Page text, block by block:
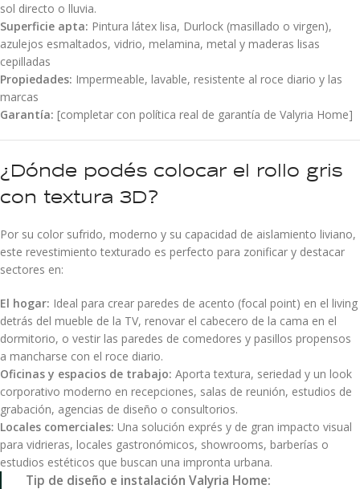
sol directo o lluvia.
Superficie apta: Pintura látex lisa, Durlock (masillado o virgen),
azulejos esmaltados, vidrio, melamina, metal y maderas lisas
cepilladas
Propiedades: Impermeable, lavable, resistente al roce diario y las
marcas
Garantía: [completar con política real de garantía de Valyria Home]
¿Dónde podés colocar el rollo gris
con textura 3D?
Por su color sufrido, moderno y su capacidad de aislamiento liviano,
este revestimiento texturado es perfecto para zonificar y destacar
sectores en:
El hogar: Ideal para crear paredes de acento (focal point) en el living
detrás del mueble de la TV, renovar el cabecero de la cama en el
dormitorio, o vestir las paredes de comedores y pasillos propensos
a mancharse con el roce diario.
Oficinas y espacios de trabajo: Aporta textura, seriedad y un look
corporativo moderno en recepciones, salas de reunión, estudios de
grabación, agencias de diseño o consultorios.
Locales comerciales: Una solución exprés y de gran impacto visual
para vidrieras, locales gastronómicos, showrooms, barberías o
estudios estéticos que buscan una impronta urbana.
Tip de diseño e instalación Valyria Home: